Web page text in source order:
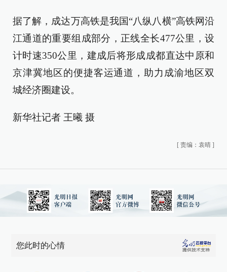
据了解，成达万高铁是我国“八纵八横”高铁网沿
江通道的重要组成部分，正线全长477公里，设
计时速350公里，建成后将形成成都直达中原和
京津冀地区的便捷客运通道，助力成渝地区双
城经济圈建设。
新华社记者 王曦 摄
[ 责编：袁晴 ]
您此时的心情